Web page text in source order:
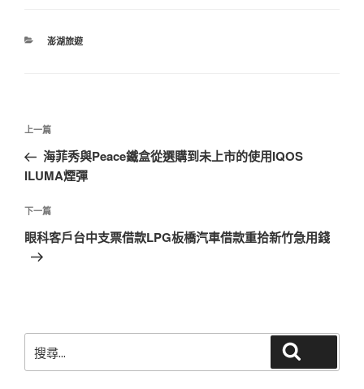
分
澎湖旅遊
文
導
上
一
篇
章
上一篇
海菲秀與Peace鐵盒從選購到未上市的使用IQOS
ILUMA煙彈
下
一
篇
下一篇
眼科客戶台中支票借款LPG板橋汽車借款重拾新竹急用錢
尋